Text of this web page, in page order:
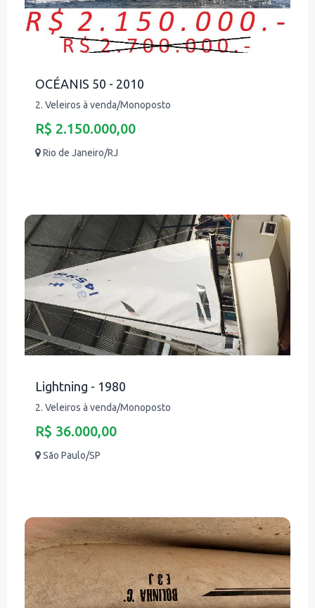
OCÉANIS 50 - 2010
2. Veleiros à venda/Monoposto
R$ 2.150.000,00
Rio de Janeiro/RJ
Lightning - 1980
2. Veleiros à venda/Monoposto
R$ 36.000,00
São Paulo/SP